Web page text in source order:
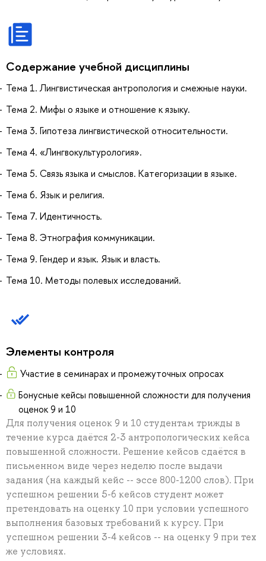
Содержание учебной дисциплины
Тема 1. Лингвистическая антропология и смежные науки.
Тема 2. Мифы о языке и отношение к языку.
Тема 3. Гипотеза лингвистической относительности.
Тема 4. «Лингвокультурология».
Тема 5. Связь языка и смыслов. Категоризации в языке.
Тема 6. Язык и религия.
Тема 7. Идентичность.
Тема 8. Этнография коммуникации.
Тема 9. Гендер и язык. Язык и власть.
Тема 10. Методы полевых исследований.
Элементы контроля
Участие в семинарах и промежуточных опросах
Бонусные кейсы повышенной сложности для получения
оценок 9 и 10
Для получения оценок 9 и 10 студентам трижды в
течение курса даётся 2-3 антропологических кейса
повышенной сложности. Решение кейсов сдаётся в
письменном виде через неделю после выдачи
задания (на каждый кейс -- эссе 800-1200 слов). При
успешном решении 5-6 кейсов студент может
претендовать на оценку 10 при условии успешного
выполнения базовых требований к курсу. При
успешном решении 3-4 кейсов -- на оценку 9 при тех
же условиях.